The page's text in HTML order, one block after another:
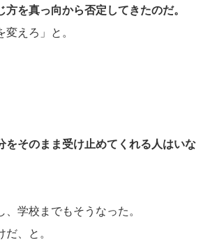
方を真っ向から否定してきたのだ。
えろ」と。
をそのまま受け止めてくれる人はいな
、学校までもそうなった。
、と。